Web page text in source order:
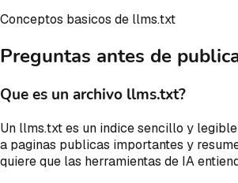
Conceptos basicos de llms.txt
Preguntas antes de
Que es un archivo llms.txt?
Un llms.txt es un indice sencillo y
a paginas publicas importantes y
quiere que las herramientas de IA